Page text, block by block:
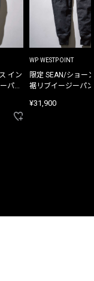
イン
パン
WP WESTPOINT
限定 SEAN/ショー
裾リブイージーパ
¥31,900